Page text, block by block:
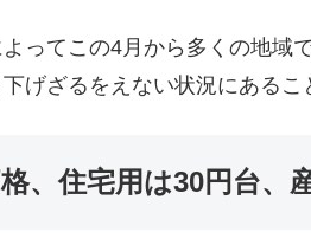
ってこの4月から多くの地域
げざるをえない状況にあるこ
、住宅用は30円台、